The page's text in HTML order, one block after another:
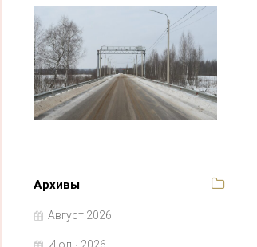
Архивы
Август 2026
Июль 2026